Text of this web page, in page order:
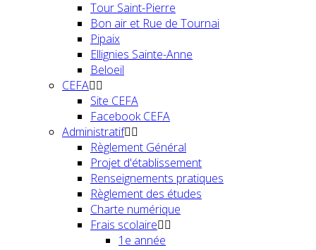
Tour Saint-Pierre
Bon air et Rue de Tournai
Pipaix
Ellignies Sainte-Anne
Beloeil
CEFA
Site CEFA
Facebook CEFA
Administratif
Règlement Général
Projet d'établissement
Renseignements pratiques
Règlement des études
Charte numérique
Frais scolaire
1e année